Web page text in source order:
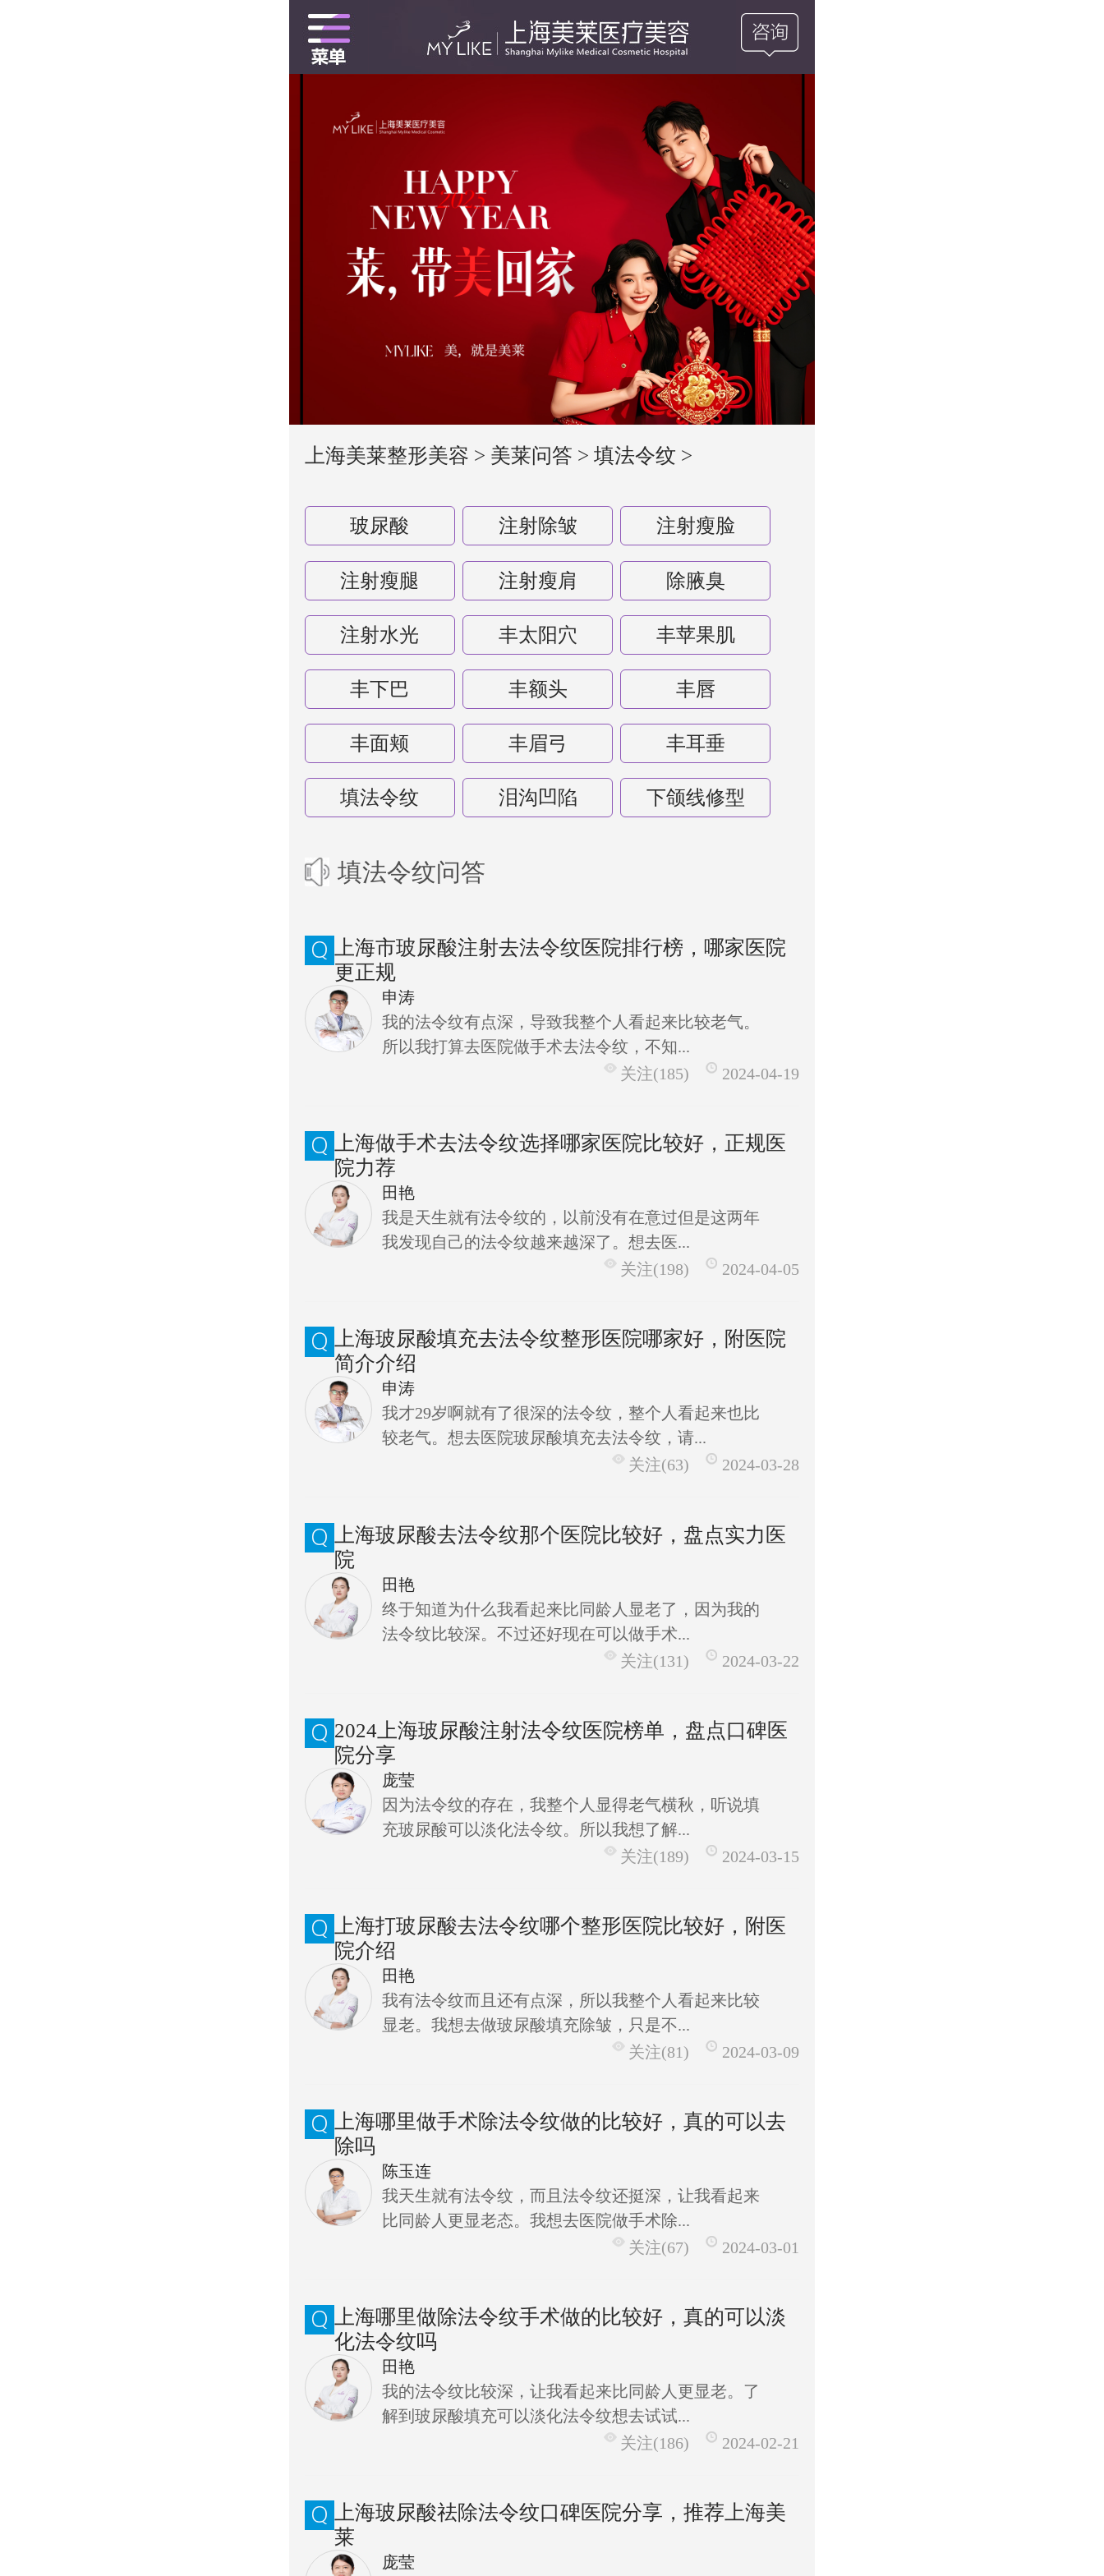
上海美莱整形美容 > 美莱问答 >填法令纹 >
玻尿酸 注射除皱 注射瘦脸
注射瘦腿 注射瘦肩 除腋臭
注射水光 丰太阳穴 丰苹果肌
丰下巴 丰额头 丰唇
丰面颊 丰眉弓 丰耳垂
填法令纹 泪沟凹陷 下颌线修型
填法令纹问答
上海市玻尿酸注射去法令纹医院排行榜，哪家医院
更正规
申涛
我的法令纹有点深，导致我整个人看起来比较老气。
所以我打算去医院做手术去法令纹，不知...
关注(185)
2024-04-19
上海做手术去法令纹选择哪家医院比较好，正规医
院力荐
田艳
我是天生就有法令纹的，以前没有在意过但是这两年
我发现自己的法令纹越来越深了。想去医...
关注(198)
2024-04-05
上海玻尿酸填充去法令纹整形医院哪家好，附医院
简介介绍
申涛
我才29岁啊就有了很深的法令纹，整个人看起来也比
较老气。想去医院玻尿酸填充去法令纹，请...
关注(63)
2024-03-28
上海玻尿酸去法令纹那个医院比较好，盘点实力医
院
田艳
终于知道为什么我看起来比同龄人显老了，因为我的
法令纹比较深。不过还好现在可以做手术...
关注(131)
2024-03-22
2024上海玻尿酸注射法令纹医院榜单，盘点口碑医
院分享
庞莹
因为法令纹的存在，我整个人显得老气横秋，听说填
充玻尿酸可以淡化法令纹。所以我想了解...
关注(189)
2024-03-15
上海打玻尿酸去法令纹哪个整形医院比较好，附医
院介绍
田艳
我有法令纹而且还有点深，所以我整个人看起来比较
显老。我想去做玻尿酸填充除皱，只是不...
关注(81)
2024-03-09
上海哪里做手术除法令纹做的比较好，真的可以去
除吗
陈玉连
我天生就有法令纹，而且法令纹还挺深，让我看起来
比同龄人更显老态。我想去医院做手术除...
关注(67)
2024-03-01
上海哪里做除法令纹手术做的比较好，真的可以淡
化法令纹吗
田艳
我的法令纹比较深，让我看起来比同龄人更显老。了
解到玻尿酸填充可以淡化法令纹想去试试...
关注(186)
2024-02-21
上海玻尿酸祛除法令纹口碑医院分享，推荐上海美
莱
庞莹